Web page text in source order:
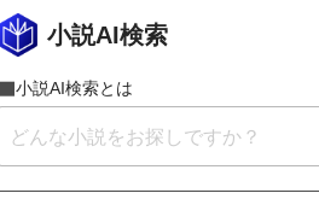
小説AI検索
小説AI検索とは